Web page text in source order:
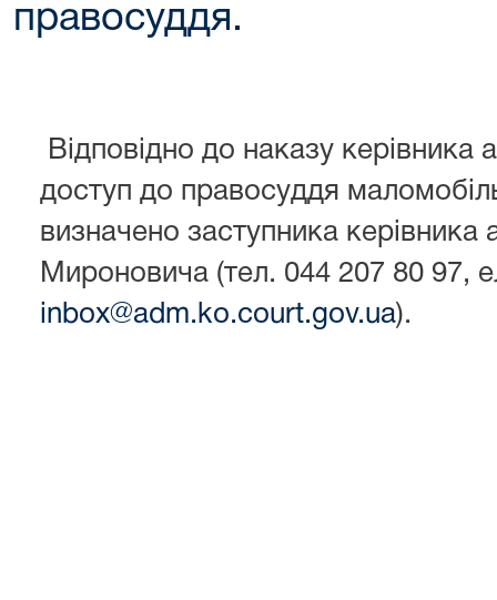
правосуддя.
Відповідно до наказу керівника
доступ до правосуддя
визначено заступника керівника
Мироновича (тел. 044 207 80 97,
inbox@adm.ko.court.gov.ua).